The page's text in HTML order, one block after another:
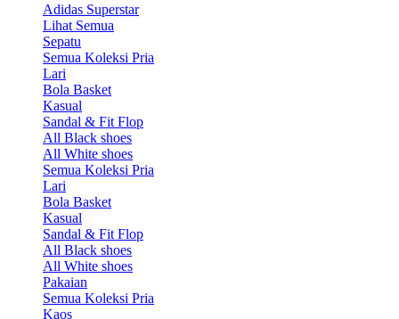
Adidas Superstar
Lihat Semua
Sepatu
Semua Koleksi Pria
Lari
Bola Basket
Kasual
Sandal & Fit Flop
All Black shoes
All White shoes
Semua Koleksi Pria
Lari
Bola Basket
Kasual
Sandal & Fit Flop
All Black shoes
All White shoes
Pakaian
Semua Koleksi Pria
Kaos